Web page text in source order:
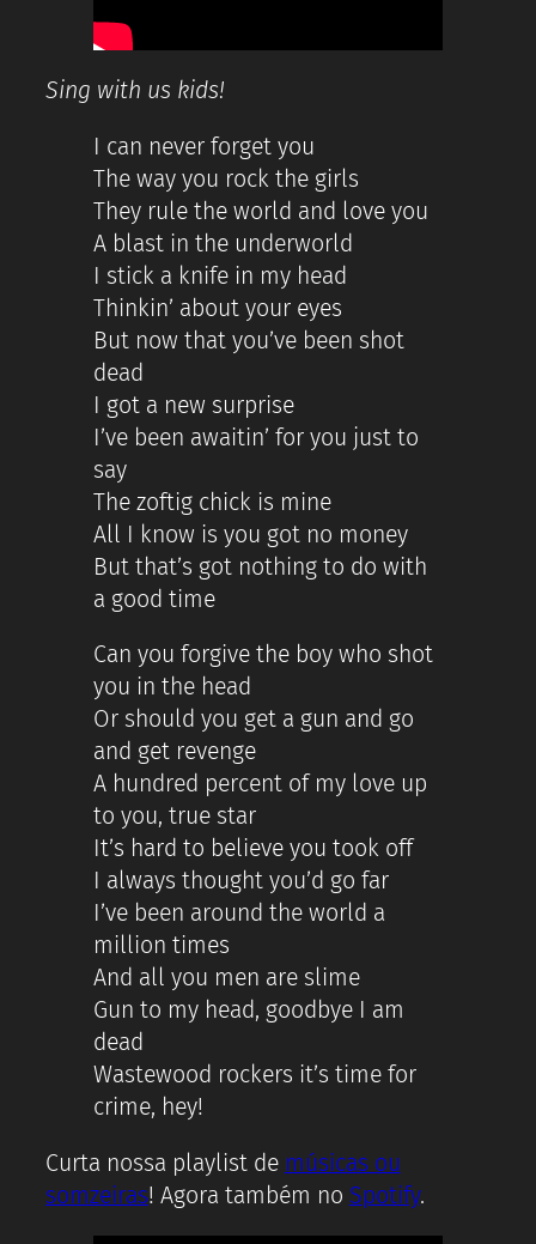
Sing with us kids!
I can never forget you
The way you rock the girls
They rule the world and love you
A blast in the underworld
I stick a knife in my head
Thinkin’ about your eyes
But now that you’ve been shot
dead
I got a new surprise
I’ve been awaitin’ for you just to
say
The zoftig chick is mine
All I know is you got no money
But that’s got nothing to do with
a good time
Can you forgive the boy who shot
you in the head
Or should you get a gun and go
and get revenge
A hundred percent of my love up
to you, true star
It’s hard to believe you took off
I always thought you’d go far
I’ve been around the world a
million times
And all you men are slime
Gun to my head, goodbye I am
dead
Wastewood rockers it’s time for
crime, hey!
Curta nossa playlist de músicas ou
somzeiras! Agora também no Spotify.